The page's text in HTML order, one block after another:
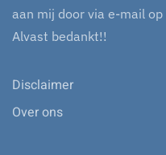
aan mij door via e-mail op
Alvast bedankt!!
Disclaimer
Over ons